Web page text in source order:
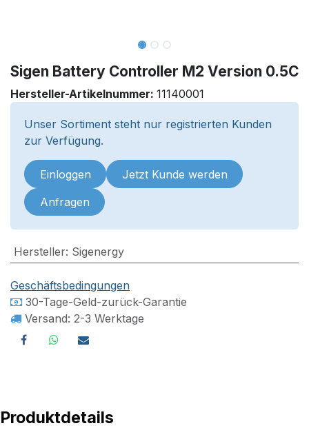
Sigen Battery Controller M2 Version 0.5C
Hersteller-Artikelnummer: 11140001
Unser Sortiment steht nur registrierten Kunden
zur Verfügung.
Einloggen Jetzt Kunde werden
Anfragen
Hersteller: Sigenergy
Geschäftsbedingungen
30-Tage-Geld-zurück-Garantie
Versand: 2-3 Werktage
Produktdetails